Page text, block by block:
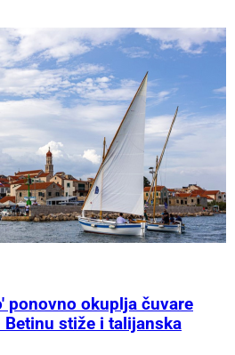
ponovno okuplja čuvare
Betinu stiže i talijanska